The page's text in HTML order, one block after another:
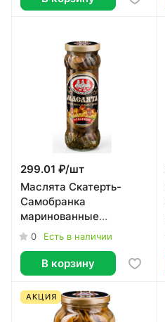
299.01 ₽/шт
Маслята Скатерть-
Самобранка
маринованные
отборные 330 г
0 Есть в наличии
В корзину
АКЦИЯ